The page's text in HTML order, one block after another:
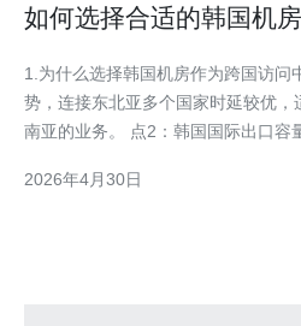
如何选择合适的韩国机
1.为什么选择韩国机房作为跨国访问
势，连接东北亚多个国家时延较优
南亚的业务。 点2：韩国国际出口容
SKT、LG U+）有稳定的骨干链路
国机房往往比欧美节点更低延迟，
2026年4月30日